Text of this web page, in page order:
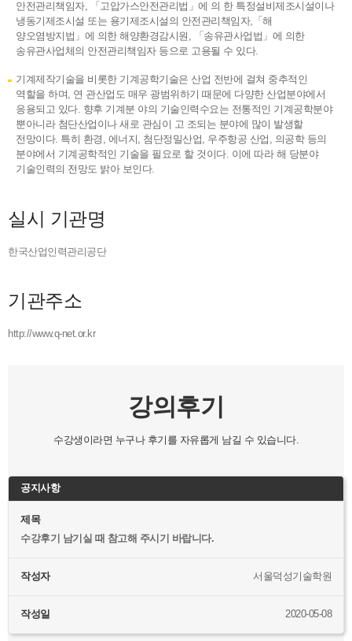
안전관리책임자, 「고압가스안전관리법」에 의 한 특정설비제조시설이나
냉동기제조시설 또는 용기제조시설의 안전관리책임자,「해
양오염방지법」에 의한 해양환경감시원, 「송유관사업법」에 의한
송유관사업체의 안전관리책임자 등으로 고용될 수 있다.
기계제작기술을 비롯한 기계공학기술은 산업 전반에 걸쳐 중추적인
역할을 하며, 연 관산업도 매우 광범위하기 때문에 다양한 산업분야에서
응용되고 있다. 향후 기계분 야의 기술인력수요는 전통적인 기계공학분야
뿐아니라 첨단산업이나 새로 관심이 고 조되는 분야에 많이 발생할
전망이다. 특히 환경, 에너지, 첨단정밀산업, 우주항공 산업, 의공학 등의
분야에서 기계공학적인 기술을 필요로 할 것이다. 이에 따라 해 당분야
기술인력의 전망도 밝아 보인다.
실시 기관명
한국산업인력관리공단
기관주소
http://www.q-net.or.kr
강의후기
수강생이라면 누구나 후기를 자유롭게 남길 수 있습니다.
제목
수강후기 남기실 때 참고해 주시기 바랍니다.
작성자 서울덕성기술학원
작성일 2020-05-08